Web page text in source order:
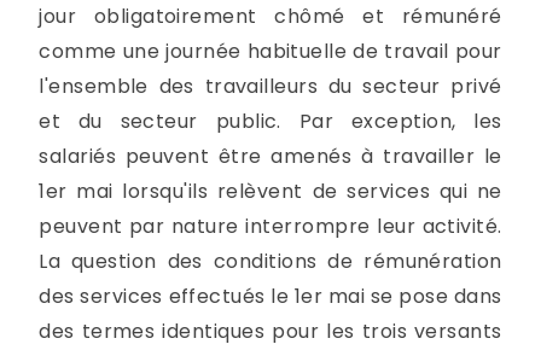
jour obligatoirement chômé et rémunéré
comme une journée habituelle de travail pour
l'ensemble des travailleurs du secteur privé
et du secteur public. Par exception, les
salariés peuvent être amenés à travailler le
1er mai lorsqu'ils relèvent de services qui ne
peuvent par nature interrompre leur activité.
La question des conditions de rémunération
des services effectués le 1er mai se pose dans
des termes identiques pour les trois versants